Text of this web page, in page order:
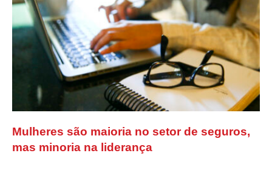
Mulheres são maioria no setor de seguros,
mas minoria na liderança